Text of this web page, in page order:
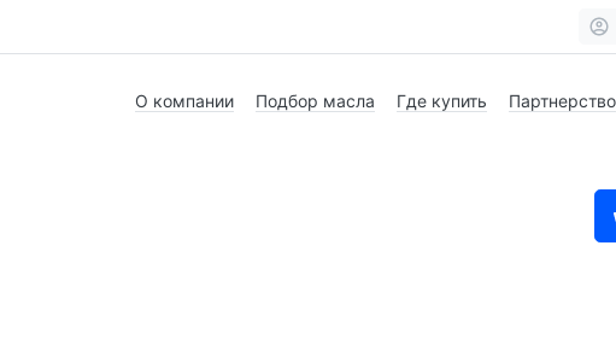
О компании Подбор масла Где купить Партнерство